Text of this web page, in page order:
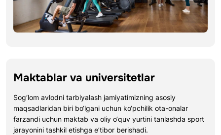
Maktablar va universitetlar
Sog‘lom avlodni tarbiyalash jamiyatimizning asosiy
maqsadlaridan biri bo‘lgani uchun ko‘pchilik ota-onalar
farzandi uchun maktab va oliy o‘quv yurtini tanlashda sport
jarayonini tashkil etishga e’tibor berishadi.